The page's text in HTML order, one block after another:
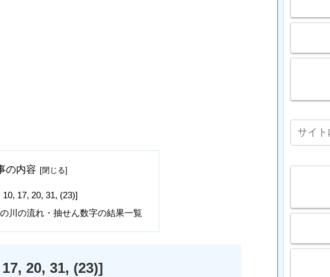
の内容
17, 20, 31, (23)]
川の流れ・抽せん数字の結果一覧
20, 31, (23)]